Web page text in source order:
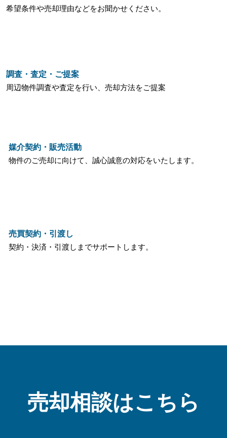
希望条件や売却理由などを​お聞かせください。
調査・査定・ご提案
周辺物件調査や査定を行い、売却方法をご提案
媒介契約・販売活動
物件のご売却に向けて、誠心誠意の対応をいたします。
売買契約・引渡し
契約・決済・引渡しまでサポートします。
売却相談はこちら